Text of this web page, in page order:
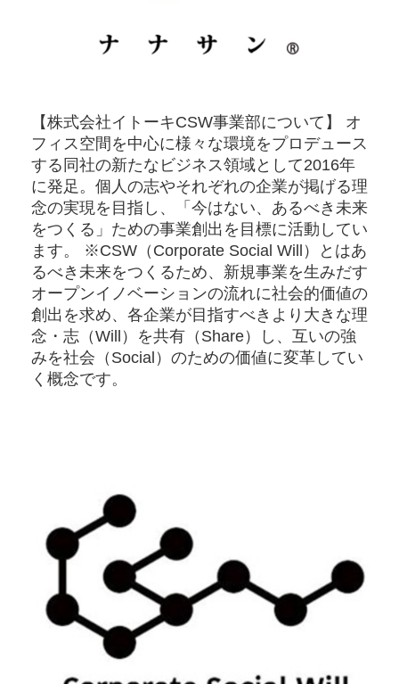
【株式会社イトーキCSW事業部について】 オ
フィス空間を中心に様々な環境をプロデュース
する同社の新たなビジネス領域として2016年
に発足。個人の志やそれぞれの企業が掲げる理
念の実現を目指し、「今はない、あるべき未来
をつくる」ための事業創出を目標に活動してい
ます。 ※CSW（Corporate Social Will）とはあ
るべき未来をつくるため、新規事業を生みだす
オープンイノベーションの流れに社会的価値の
創出を求め、各企業が目指すべきより大きな理
念・志（Will）を共有（Share）し、互いの強
みを社会（Social）のための価値に変革してい
く概念です。